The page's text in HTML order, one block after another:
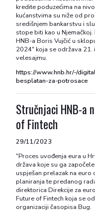
kredite poduzećima na
kućanstvima su niže od
središnjem bankarstvu i
stope biti kao u
HNB-a Boris Vujčić u
2024" koja se održava 21.
velesajmu.
https://www.hnb.hr/-/
besplatan-za-potrosace
Stručnjaci HNB-a
of Fintech
29/11/2023
"Proces uvođenja eura u
država koje su ga
uspješan prelazak na
planiranja te predanog
direktorica Direkcije za
Future of Fintech koja se
organizaciji časopisa Bug.